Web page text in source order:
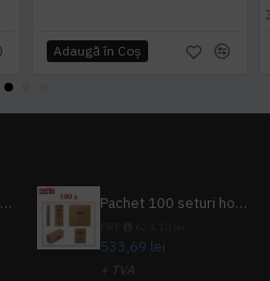
Adaugă în Coş
Pachet 10 halate, 9+1 gratuit Pachet 100 seturi hoteliere, set dentar, set barbierit, casca de dus, pila unghii, set cusut
533,69 lei
+ TVA